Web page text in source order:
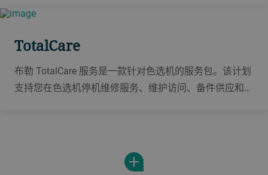
TotalCare
布勒 TotalCare 服务是一款针对色选机的服务包。该计划
支持您在色选机停机维修服务、维护访问、备件供应和远